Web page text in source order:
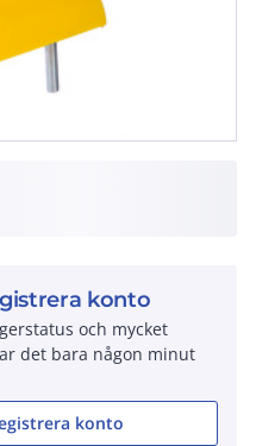
konto
och mycket
det bara någon minut
konto